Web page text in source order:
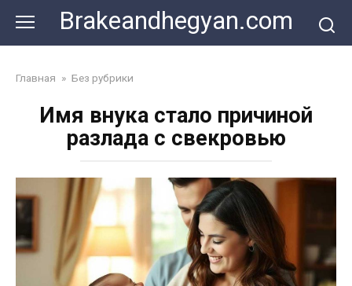
content
Brakeandhegyan.com
Главная » Без рубрики
Имя внука стало причиной
разлада с свекровью